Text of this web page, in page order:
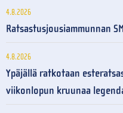
4.8.2026
Ratsastusjousiammunnan
4.8.2026
Ypäjällä ratkotaan
viikonlopun kruunaa